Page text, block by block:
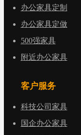
办公家具定制
办公家具定做
500强家具
附近办公家具
客户服务
科技公司家具
国企办公家具